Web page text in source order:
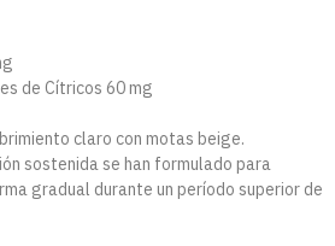
de Cítricos 60 mg
claro con motas beige.
sostenida se han formulado para
gradual durante un período superior de